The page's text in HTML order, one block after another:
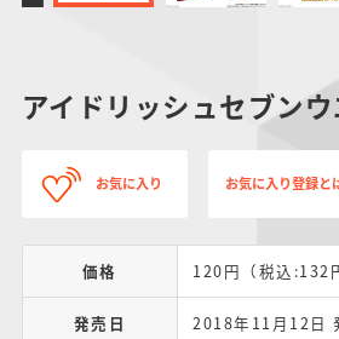
アイドリッシュセブン
お気に入り お気に入り登録と
価格 120円（税込:132
発売日 2018年11月12日